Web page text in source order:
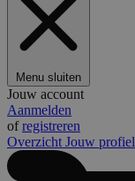
Menu sluiten
Jouw account
Aanmelden
ofregistreren
Overzicht Jouw profiel